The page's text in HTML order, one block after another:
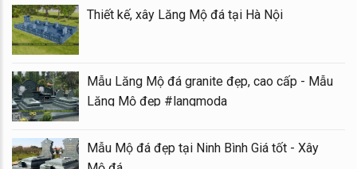
Thiết kế, xây Lăng Mộ đá tại Hà Nội
Mẫu Lăng Mộ đá granite đẹp, cao cấp - Mẫu
Lăng Mộ đẹp #langmoda
Mẫu Mộ đá đẹp tại Ninh Bình Giá tốt - Xây